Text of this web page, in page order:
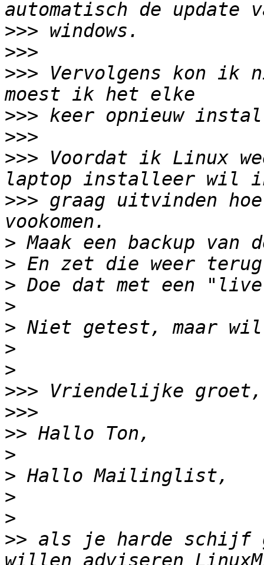
>>>
>>>
>>> Vervolgens kon ik
>>>
>>>
>>> Voordat ik Linux
>>> graag uitvinden
>
>
>
>
>
>
>
>>>
>>>
>>
>
>
>
>
>> als je harde schijf